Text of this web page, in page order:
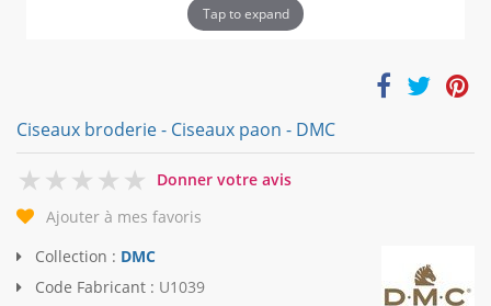
Tap to expand
Ciseaux broderie - Ciseaux paon - DMC
0
Donner votre avis
Ajouter à mes favoris
Collection : DMC
Code Fabricant : U1039